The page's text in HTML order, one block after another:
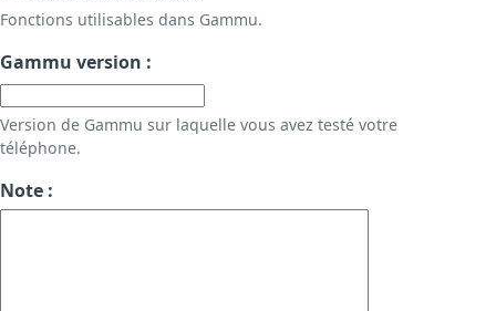
Fonctions utilisables dans Gammu.
Gammu version :
Version de Gammu sur laquelle vous avez testé votre
téléphone.
Note :